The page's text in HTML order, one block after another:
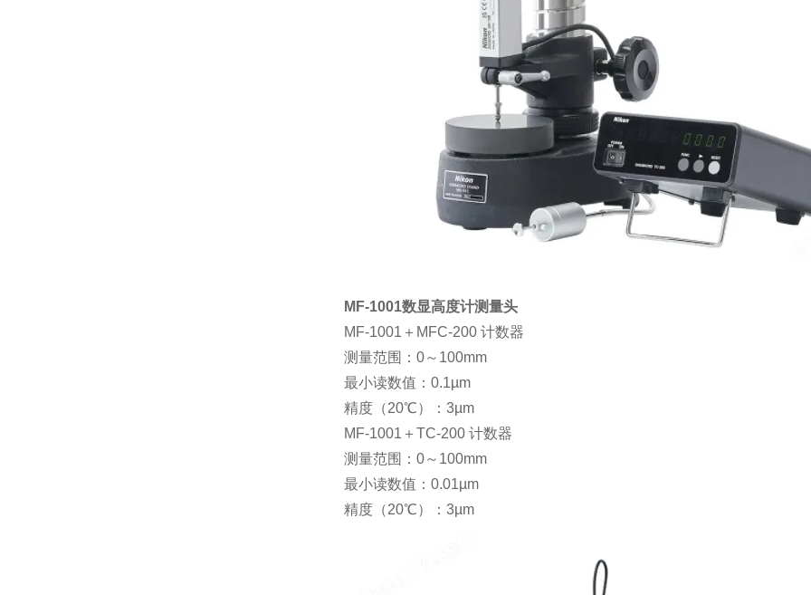
MF-1001数显高度计测量头
MF-1001＋MFC-200 计数器
测量范围：0～100mm
最小读数值：0.1µm
精度（20℃）：3µm
MF-1001＋TC-200 计数器
测量范围：0～100mm
最小读数值：0.01µm
精度（20℃）：3µm